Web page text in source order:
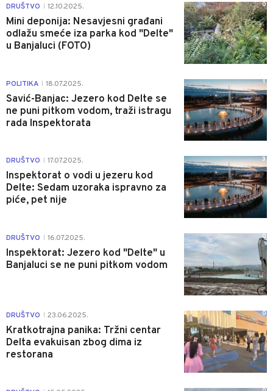
DRUŠTVO 12.10.2025.
Mini deponija: Nesavjesni građani
odlažu smeće iza parka kod "Delte"
u Banjaluci (FOTO)
0
POLITIKA 18.07.2025.
Savić-Banjac: Jezero kod Delte se
ne puni pitkom vodom, traži istragu
rada Inspektorata
1
DRUŠTVO 17.07.2025.
Inspektorat o vodi u jezeru kod
Delte: Sedam uzoraka ispravno za
piće, pet nije
3
DRUŠTVO 16.07.2025.
Inspektorat: Jezero kod "Delte" u
Banjaluci se ne puni pitkom vodom
0
DRUŠTVO 23.06.2025.
Kratkotrajna panika: Tržni centar
Delta evakuisan zbog dima iz
restorana
0